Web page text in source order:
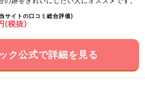
サイトの口コミ総合評価)
(税抜)
ク公式で詳細を見る